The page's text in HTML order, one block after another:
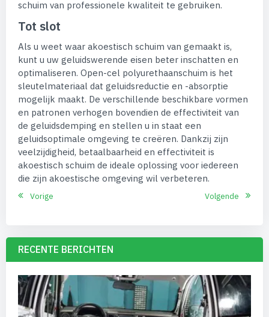
schuim van professionele kwaliteit te gebruiken.
Tot slot
Als u weet waar akoestisch schuim van gemaakt is,
kunt u uw geluidswerende eisen beter inschatten en
optimaliseren. Open-cel polyurethaanschuim is het
sleutelmateriaal dat geluidsreductie en -absorptie
mogelijk maakt. De verschillende beschikbare vormen
en patronen verhogen bovendien de effectiviteit van
de geluidsdemping en stellen u in staat een
geluidsoptimale omgeving te creëren. Dankzij zijn
veelzijdigheid, betaalbaarheid en effectiviteit is
akoestisch schuim de ideale oplossing voor iedereen
die zijn akoestische omgeving wil verbeteren.
Vorige Volgende
RECENTE BERICHTEN